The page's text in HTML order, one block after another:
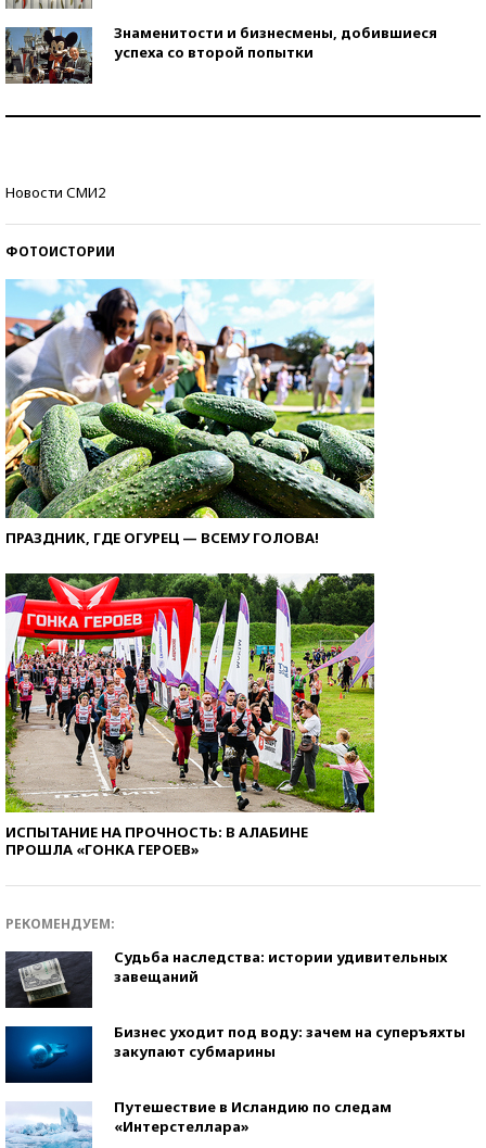
Знаменитости и бизнесмены, добившиеся
успеха со второй попытки
Новости СМИ2
ФОТОИСТОРИИ
ПРАЗДНИК, ГДЕ ОГУРЕЦ — ВСЕМУ ГОЛОВА!
ИСПЫТАНИЕ НА ПРОЧНОСТЬ: В АЛАБИНЕ
ПРОШЛА «ГОНКА ГЕРОЕВ»
РЕКОМЕНДУЕМ:
Судьба наследства: истории удивительных
завещаний
Бизнес уходит под воду: зачем на суперъяхты
закупают субмарины
Путешествие в Исландию по следам
«Интерстеллара»